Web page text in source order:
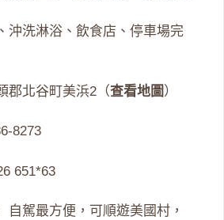
沖洗淋浴、飲食店、停車場完
郡北谷町美浜2（查看地圖 ）
8273
651*63
自駕最方便，可順遊美國村，